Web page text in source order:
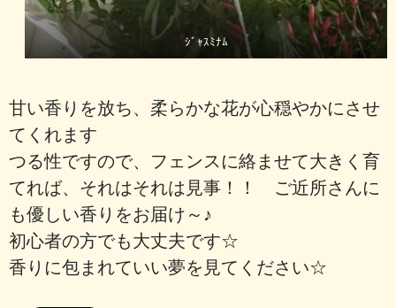
ｼﾞｬｽﾐﾅﾑ
甘い香りを放ち、柔らかな花が心穏やかにさせ
てくれます
つる性ですので、フェンスに絡ませて大きく育
てれば、それはそれは見事！！ ご近所さんに
も優しい香りをお届け～♪
初心者の方でも大丈夫です☆
香りに包まれていい夢を見てください☆